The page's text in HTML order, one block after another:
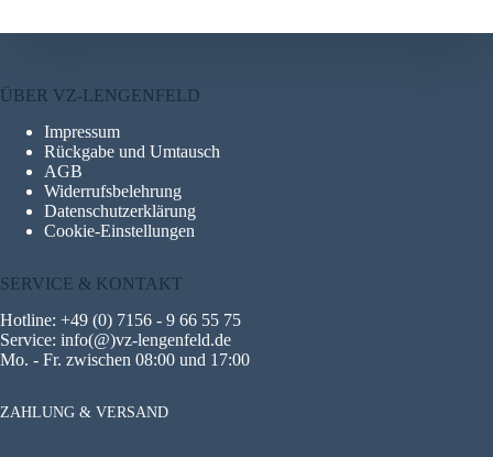
ÜBER VZ-LENGENFELD
Impressum
Rückgabe und Umtausch
AGB
Widerrufsbelehrung
Datenschutzerklärung
Cookie-Einstellungen
SERVICE & KONTAKT
Hotline: +49 (0) 7156 - 9 66 55 75
Service: info(@)vz-lengenfeld.de
Mo. - Fr. zwischen 08:00 und 17:00
ZAHLUNG & VERSAND